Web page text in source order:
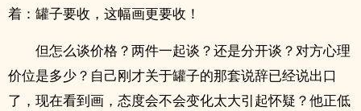
着：罐子要收，这幅画更要收！
但怎么谈价格？两件一起谈？还是分开谈？对方心理
价位是多少？自己刚才关于罐子的那套说辞已经说出口
了，现在看到画，态度会不会变化太大引起怀疑？他正低